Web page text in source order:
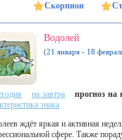
Скорпион
Водолей
(21 января - 18
на завтра
прогноз на
знака
ждёт яркая и активная
сфере. Также